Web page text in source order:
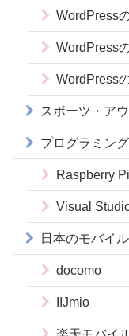
WordPress
WordPress
WordPress
スポーツ・ア
プログラミング
Raspberry Pi
Visual
日本のモバイ
docomo
IIJmio